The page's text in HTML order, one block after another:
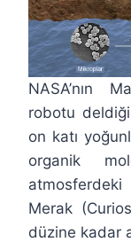
NASA’nın
robotu
on katı
organik
atmosferdeki
Merak
düzine kadar